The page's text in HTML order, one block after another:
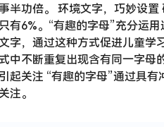
半功倍。 环境文字，巧妙设
有6%。“有趣的字母”充分运
字，通过这种方式促进儿童学
中不断重复出现含有同一字母
起关注 “有趣的字母”通过具
注。